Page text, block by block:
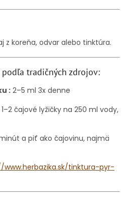
z koreňa, odvar alebo tinktúra.
tradičných zdrojov:
: 2–5 ml 3x denne
1–2 čajové lyžičky na 250 ml vody,
a piť ako čajovinu, najmä
tinktura-pyr-